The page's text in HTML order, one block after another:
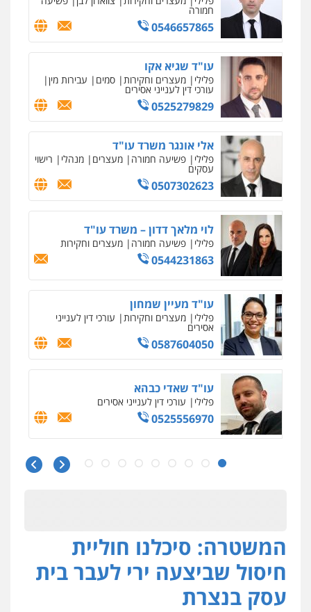
כלכלי הלבנת הון חילוט ייעוץ לעורכי דין
0507061374
עו"ד קארין לגטיוי
פלילי פשיעה חמורה מעצרים וחקירות
0507446995
עו"ד אלינור טל
עבירות פליליות משפט מנהלי עתירות
אסירים ועדות שחרורים
0523823782
עו"ד רויטל סבג שקד
פלילי פשיעה חמורה אמצעי לחימה
אלימות עורכי דין לענייני אסירים
0528615306
עו"ד רועי אטיאס
משפט פלילי פשיעה חמורה צווארון לבן
525043999
עו"ד אסף כהן
פלילי פשיעה חמורה סמים והימורים
מעצרים וחקירות
0526555488
עורך דין תמיר אלטיט
עו"ד דרוויש נאשף
פלילי פשיעה חמורה
0527448141
המשטרה: סיכלנו חוליית
חיסול שביצעה ירי לעבר בית
עסק בנצרת